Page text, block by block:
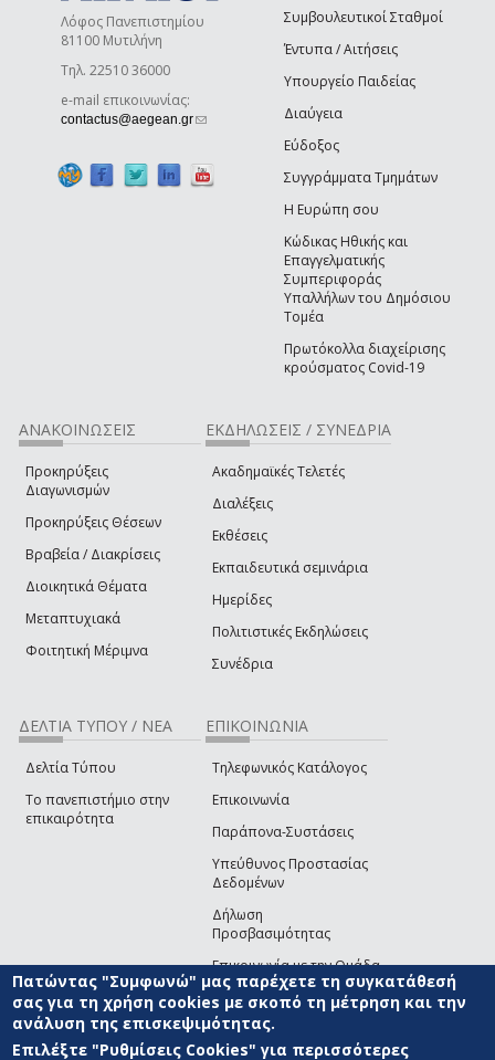
Λόφος Πανεπιστημίου
81100 Μυτιλήνη
Τηλ. 22510 36000
e-mail επικοινωνίας:
contactus@aegean.gr(link sends e-mail)
Συμβουλευτικοί Σταθμοί
Έντυπα / Αιτήσεις
Υπουργείο Παιδείας
Διαύγεια
Εύδοξος
Συγγράμματα Τμημάτων
Η Ευρώπη σου
Κώδικας Ηθικής και
Επαγγελματικής
Συμπεριφοράς
Υπαλλήλων του Δημόσιου
Τομέα
Πρωτόκολλα διαχείρισης
κρούσματος Covid-19
ΑΝΑΚΟΙΝΩΣΕΙΣ
Προκηρύξεις
Διαγωνισμών
Προκηρύξεις Θέσεων
Βραβεία / Διακρίσεις
Διοικητικά Θέματα
Μεταπτυχιακά
Φοιτητική Μέριμνα
ΕΚΔΗΛΩΣΕΙΣ / ΣΥΝΕΔΡΙΑ
Ακαδημαϊκές Τελετές
Διαλέξεις
Εκθέσεις
Εκπαιδευτικά σεμινάρια
Ημερίδες
Πολιτιστικές Εκδηλώσεις
Συνέδρια
ΔΕΛΤΙΑ ΤΥΠΟΥ / ΝΕΑ
Δελτία Τύπου
Το πανεπιστήμιο στην
επικαιρότητα
ΕΠΙΚΟΙΝΩΝΙΑ
Τηλεφωνικός Κατάλογος
Επικοινωνία
Παράπονα-Συστάσεις
Υπεύθυνος Προστασίας
Δεδομένων
Δήλωση
Προσβασιμότητας
Επικοινωνία με την Ομάδα
Ανάπτυξης του site(link sends e-mail)
© ΠΑΝΕΠΙΣΤΗΜΙΟ ΑΙΓΑΙΟΥ ΟΡΟΙ ΧΡΗΣΗΣ
ΑΝΑΠΤΥΞΗΣ
Πατώντας "Συμφωνώ" μας παρέχετε τη συγκατάθεσή
σας για τη χρήση cookies με σκοπό τη μέτρηση και την
ανάλυση της επισκεψιμότητας.
Επιλέξτε "Ρυθμίσεις Cookies" για περισσότερες